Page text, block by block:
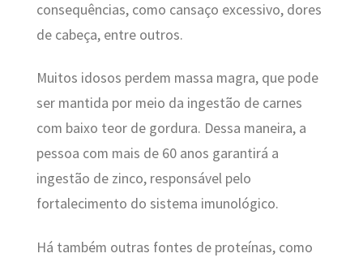
consequências, como cansaço excessivo, dores
de cabeça, entre outros.
Muitos idosos perdem massa magra, que pode
ser mantida por meio da ingestão de carnes
com baixo teor de gordura. Dessa maneira, a
pessoa com mais de 60 anos garantirá a
ingestão de zinco, responsável pelo
fortalecimento do sistema imunológico.
Há também outras fontes de proteínas, como